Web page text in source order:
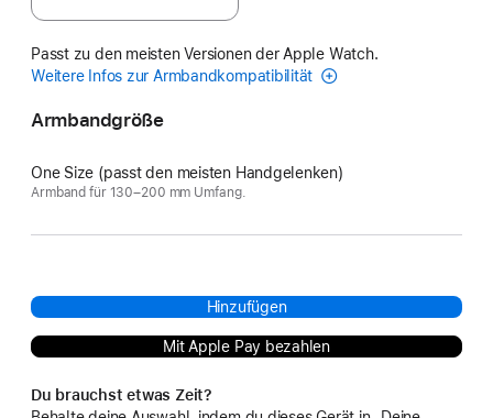
Passt zu den meisten Versionen der Apple Watch.
Weitere Infos zur Armbandkompatibilität
Armbandgröße
One Size (passt den meisten Handgelenken)
Armband für 130–200 mm Umfang.
Hinzufügen
Mit Apple Pay bezahlen
Du brauchst etwas Zeit?